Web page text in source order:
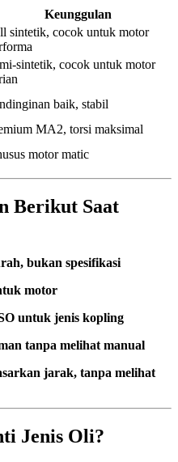
Keunggulan
sintetik, cocok untuk motor
sintetik, cocok untuk motor
baik, stabil
MA2, torsi maksimal
motor matic
Berikut Saat
bukan spesifikasi
motor
untuk jenis kopling
tanpa melihat manual
jarak, tanpa melihat
Jenis Oli?